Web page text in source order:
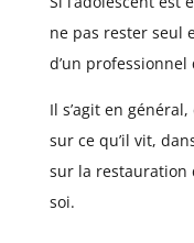
ne pas rester seul
d’un
Il s’agit en
sur ce qu’il vit,
sur la restauration
soi.